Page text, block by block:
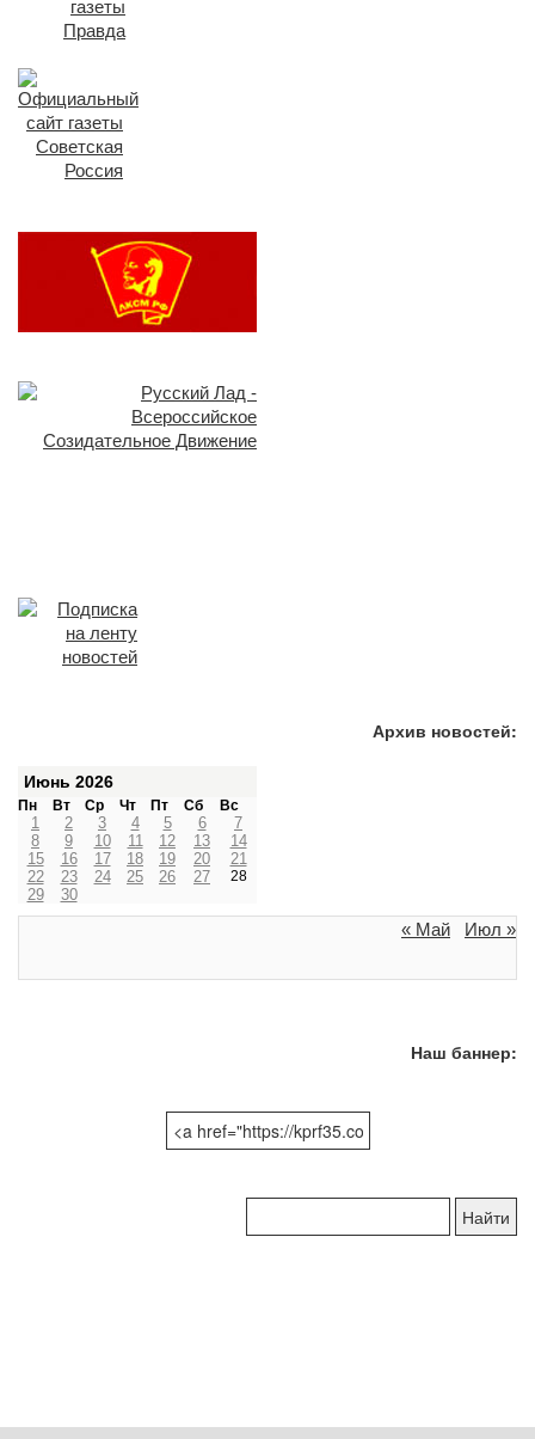
Архив новостей:
Июнь 2026
Пн Вт Ср Чт Пт Сб Вс
1 2 3 4 5 6
7
8
9 10 11 12 13
14
15
16 17 18 19 20
21
22
23 24 25 26 27 28
29 30
« Май Июл »
Наш баннер:
по